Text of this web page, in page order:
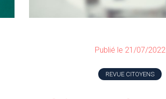
Publié le 21/07/2022
REVUE CITOYENS